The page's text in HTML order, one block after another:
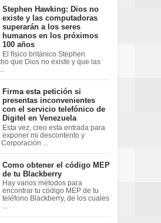
Stephen Hawking: Dios no
existe y las computadoras
superarán a los seres
humanos en los próximos
100 años
El físico británico Stephen
que Dios no existe y que las
Firma esta petición si
presentas inconvenientes
con el servicio telefónico de
Digitel en Venezuela
Esta vez, creo esta entrada para
exponer mi descontento y
...
Como obtener el código MEP
de tu Blackberry
Hay varios métodos para
encontrar tu código MEP de tu
teléfono Blackberry, de los cuales